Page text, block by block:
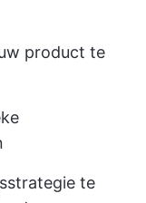
product te
te